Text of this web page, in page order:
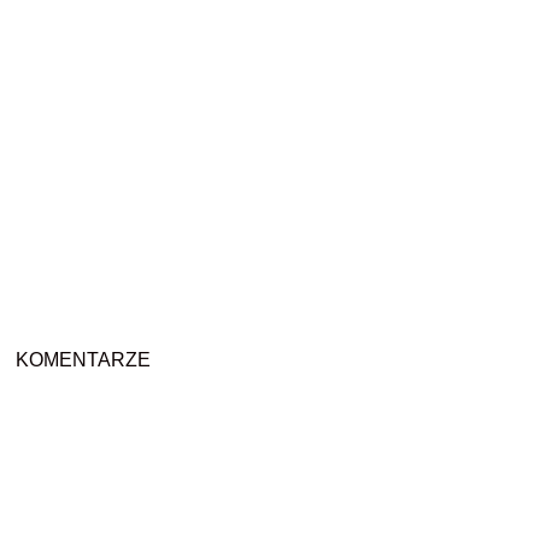
KOMENTARZE